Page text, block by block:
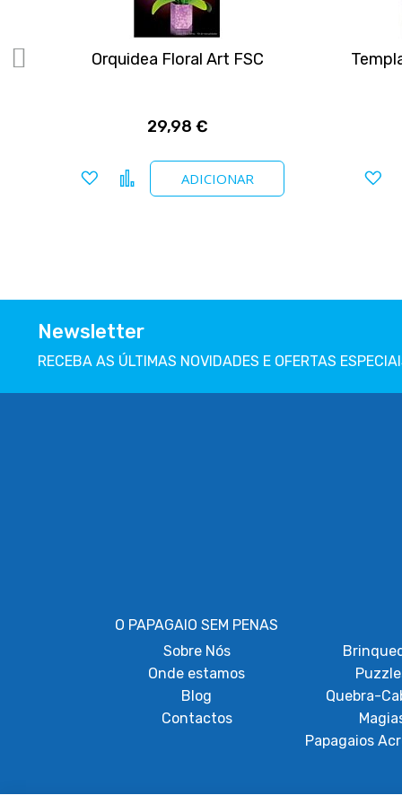
Orquidea Floral Art FSC
29,98 €
ADICIONAR
Adicionar a favoritos
Comparar
Newsletter
RECEBA AS ÚLTIMAS NOVIDADES E OFERTAS
O PAPAGAIO SEM PENAS
Sobre Nós
Onde estamos
Blog
Contactos
Quebra-
Papagaios